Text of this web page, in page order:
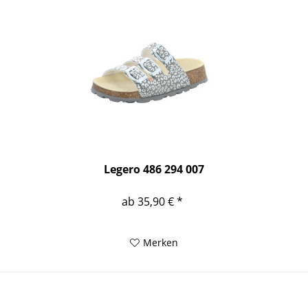
Legero 486 294 007
ab 35,90 € *
Merken